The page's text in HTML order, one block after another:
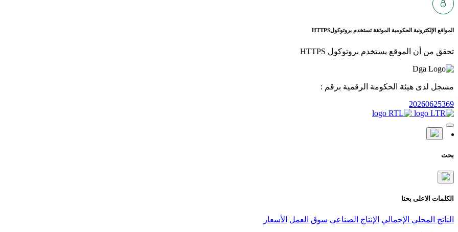
المواقع الإلكترونية الحكومية الموثقة تستخدم بروتوكولHTTPS
تحقق من أن الموقع يستخدم بروتوكول HTTPS
مسجل لدى هيئة الحكومة الرقمية برقم :
20260625369
بحث
الكلمات الاعلى بحثا
الناتج المحلي الإجمالي الإنتاج الصناعي سوق العمل الأسعار